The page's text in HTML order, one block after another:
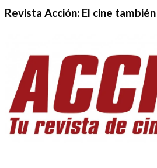
Revista Acción: El cine